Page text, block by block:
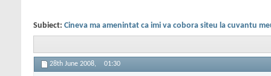
Subiect: Cineva ma amenintat ca imi va cobora siteu la cuvantu
28th June 2008, 01:30